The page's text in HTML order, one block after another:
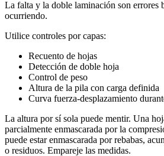
La falta y la doble laminación son errores
ocurriendo.
Utilice controles por capas:
Recuento de hojas
Detección de doble hoja
Control de peso
Altura de la pila con carga definida
Curva fuerza-desplazamiento
La altura por sí sola puede mentir. Una
parcialmente enmascarada por la
puede estar enmascarada por rebabas,
o residuos. Empareje las medidas.